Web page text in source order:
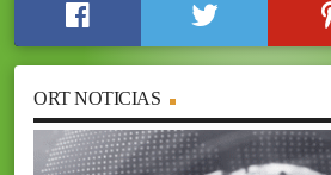
ORT NOTICIAS